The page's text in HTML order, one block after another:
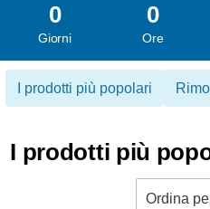
0
Giorni
0
Ore
I prodotti più popolari
I prodotti più